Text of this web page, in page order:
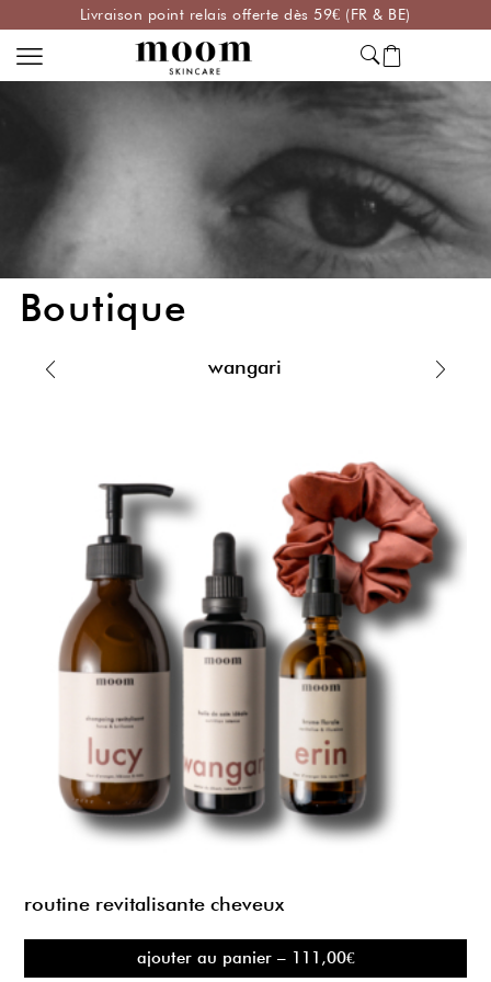
Livraison point relais offerte dès 59€ (FR & BE)
Boutique
wangari
routine revitalisante cheveux
ajouter au panier – 111,00€